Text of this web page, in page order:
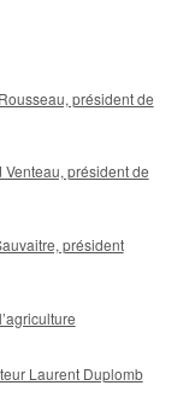
président de
président de
président
Laurent Duplomb